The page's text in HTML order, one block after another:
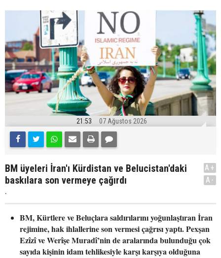
21:53 07 Ağustos 2026
BM üyeleri İran'ı Kürdistan ve Belucistan'daki
baskılara son vermeye çağırdı
.
A+
A-
BM, Kürtlere ve Beluçlara saldırılarını yoğunlaştıran İran
rejimine, hak ihlallerine son vermesi çağrısı yaptı. Pexşan
Ezîzî ve Werîşe Muradî’nin de aralarında bulunduğu çok
sayıda kişinin idam tehlikesiyle karşı karşıya olduğuna